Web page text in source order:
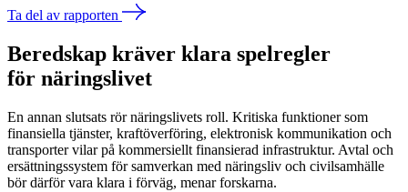
Ta del av rapporten
Beredskap kräver klara spelregler
för näringslivet
En annan slutsats rör näringslivets roll. Kritiska funktioner som
finansiella tjänster, kraftöverföring, elektronisk kommunikation och
transporter vilar på kommersiellt finansierad infrastruktur. Avtal och
ersättningssystem för samverkan med näringsliv och civilsamhälle
bör därför vara klara i förväg, menar forskarna.